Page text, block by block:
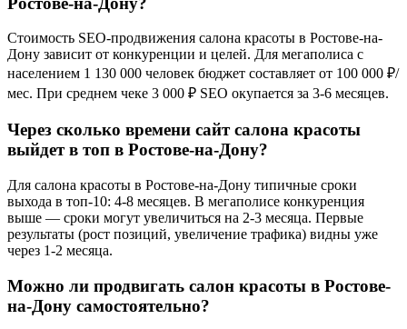
Стоимость SEO-продвижения салона красоты в Ростове-на-
Дону зависит от конкуренции и целей. Для мегаполиса с
населением 1 130 000 человек бюджет составляет от 100 000 ₽/
мес. При среднем чеке 3 000 ₽ SEO окупается за 3-6 месяцев.
Через сколько времени сайт салона красоты
выйдет в топ в Ростове-на-Дону?
Для салона красоты в Ростове-на-Дону типичные сроки
выхода в топ-10: 4-8 месяцев. В мегаполисе конкуренция
выше — сроки могут увеличиться на 2-3 месяца. Первые
результаты (рост позиций, увеличение трафика) видны уже
через 1-2 месяца.
Можно ли продвигать салон красоты в Ростове-
на-Дону самостоятельно?